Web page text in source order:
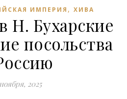
ИМПЕРИЯ , ХИВА
Н. Бухарские
посольства
2025